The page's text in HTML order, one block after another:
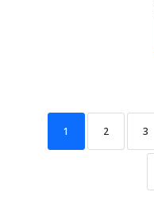
1 2 3